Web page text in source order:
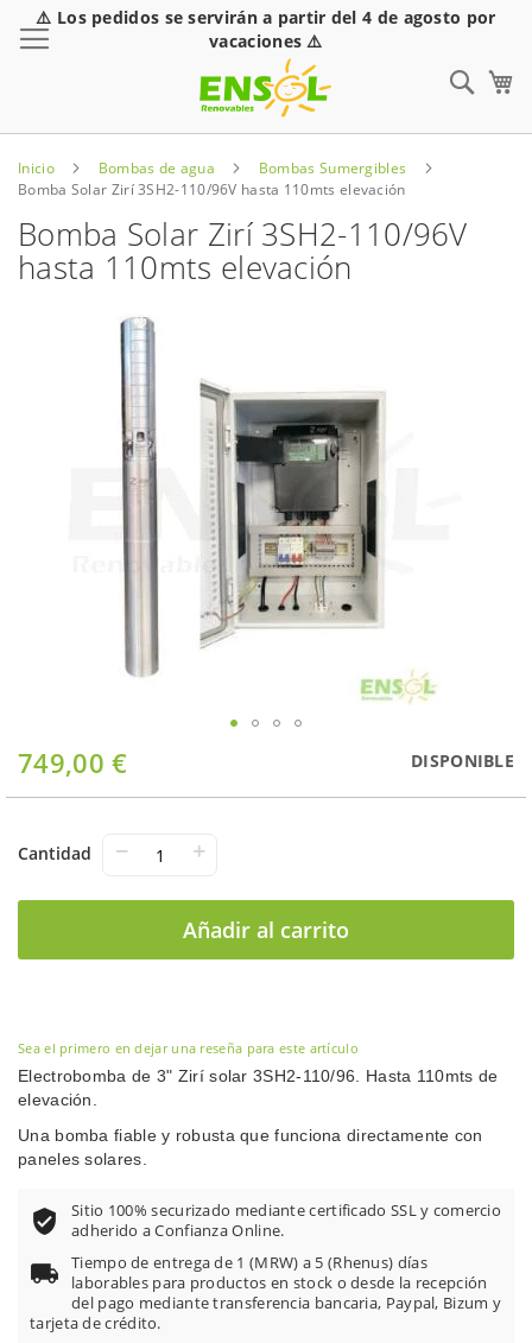
⚠️ Los pedidos se servirán a partir del 4 de agosto por
vacaciones ⚠️
Inicio Bombas de agua
Bombas Sumergibles
Bomba Solar Zirí 3SH2-110/96V hasta 110mts elevación
Bomba Solar Zirí 3SH2-110/96V
hasta 110mts elevación
749,00 € DISPONIBLE
Cantidad − +
Añadir al carrito
Saltar
al
comienzo
la
Sea el primero en dejar una reseña para este artículo
Electrobomba de 3" Zirí solar 3SH2-110/96. Hasta 110mts de
elevación.
Una bomba fiable y robusta que funciona directamente con
paneles solares.
Sitio 100% securizado mediante certificado SSL y comercio
adherido a Confianza Online.
Tiempo de entrega de 1 (MRW) a 5 (Rhenus) días
laborables para productos en stock o desde la recepción
del pago mediante transferencia bancaria, Paypal, Bizum y
tarjeta de crédito.